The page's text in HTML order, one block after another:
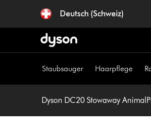
überspringen
Deutsch (Schweiz)
Staubsauger Haarpflege
Dyson DC20 Stowaway